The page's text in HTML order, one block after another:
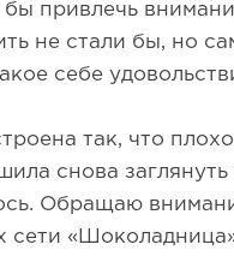
привлечь
не стали бы, но
себе
так, что
снова
Обращаю
сети